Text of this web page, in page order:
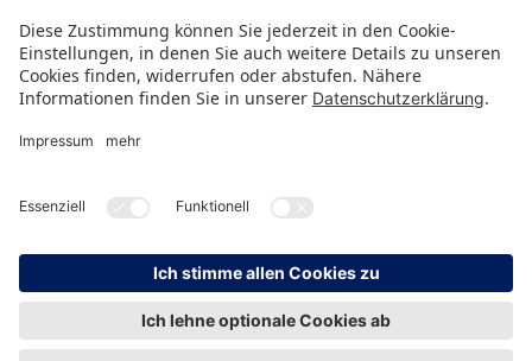
HINWEISGEBERSCHUTZ IMPRESSUM
DATENSCHUTZ
KONTAKT